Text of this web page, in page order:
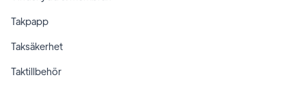
Takpapp
Taksäkerhet
Taktillbehör